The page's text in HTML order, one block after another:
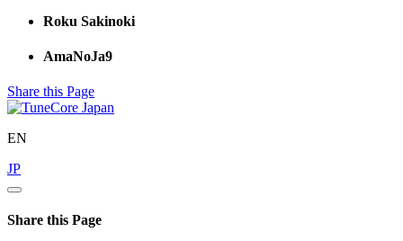
Roku Sakinoki
AmaNoJa9
Share this Page
EN
JP
Share this Page